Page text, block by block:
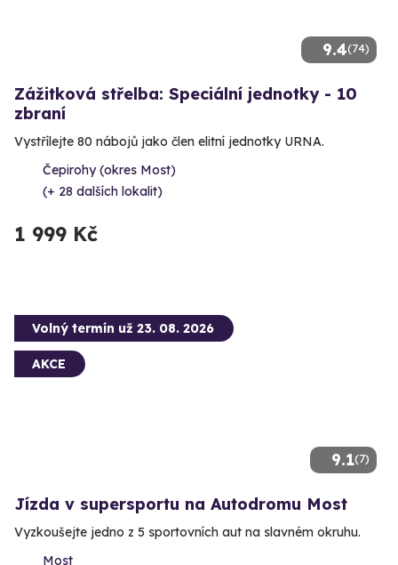
9.4(74)
Zážitková střelba: Speciální jednotky - 10
zbraní
Vystřílejte 80 nábojů jako člen elitní jednotky URNA.
Čepirohy (okres Most)
(+ 28 dalších lokalit)
1 999 Kč
9.1(7)
Volný termín už 23. 08. 2026
AKCE
Jízda v supersportu na Autodromu Most
Vyzkoušejte jedno z 5 sportovních aut na slavném okruhu.
Most